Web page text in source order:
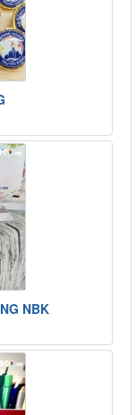
NBK